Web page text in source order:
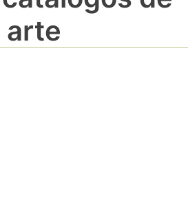
arte